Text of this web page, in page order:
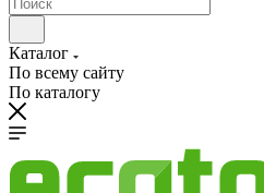
Каталог
По всему сайту
По каталогу